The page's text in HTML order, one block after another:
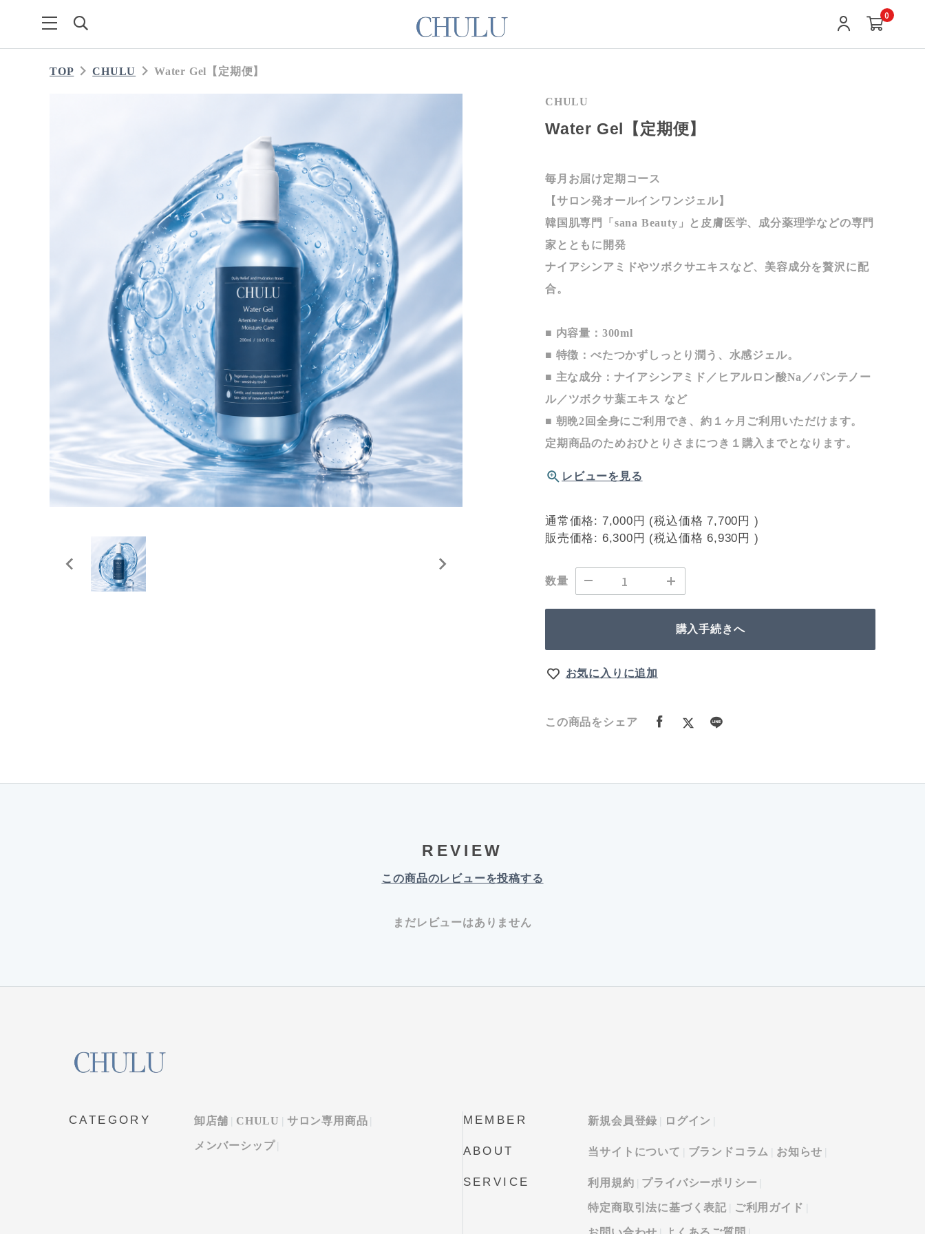
0
TOP CHULU Water Gel【定期便】
CHULU
Water Gel【定期便】
毎月お届け定期コース
【サロン発オールインワンジェル】
韓国肌専門「sana Beauty」と皮膚医学、成分薬理学などの専門
家とともに開発
ナイアシンアミドやツボクサエキスなど、美容成分を贅沢に配
合。
■ 内容量：300ml
■ 特徴：べたつかずしっとり潤う、水感ジェル。
■ 主な成分：ナイアシンアミド／ヒアルロン酸Na／パンテノー
ル／ツボクサ葉エキス など
■ 朝晩2回全身にご利用でき、約１ヶ月ご利用いただけます。
定期商品のためおひとりさまにつき１購入までとなります。
レビューを見る
通常価格: 7,000円 (税込価格 7,700円 )
販売価格: 6,300円 (税込価格 6,930円 )
数量
購入手続きへ
お気に入りに追加
この商品をシェア
REVIEW
この商品のレビューを投稿する
まだレビューはありません
CATEGORY 卸店舗 CHULU サロン専用商品
メンバーシップ
MEMBER 新規会員登録 ログイン
ABOUT 当サイトについて ブランドコラム お知らせ
SERVICE 利用規約 プライバシーポリシー
特定商取引法に基づく表記 ご利用ガイド